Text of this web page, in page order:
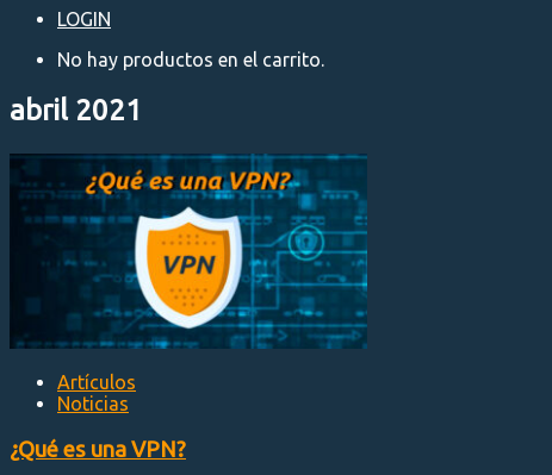
LOGIN
No hay productos en el carrito.
abril 2021
Artículos
Noticias
¿Qué es una VPN?